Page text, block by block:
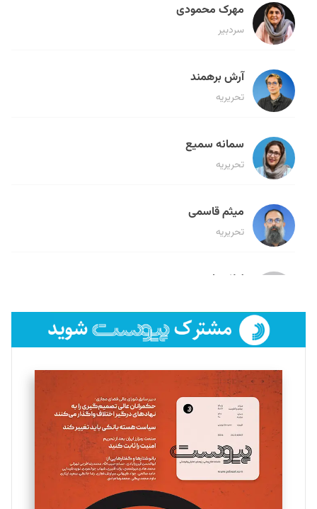
مهرک محمودی
سردبیر
آرش برهمند
تحریریه
سمانه سمیع
تحریریه
میثم قاسمی
تحریریه
لیلا حنارود
فائزه فتحی رستمی
تحریریه
سروش کرمیان
تحریریه
مینا پاکدل